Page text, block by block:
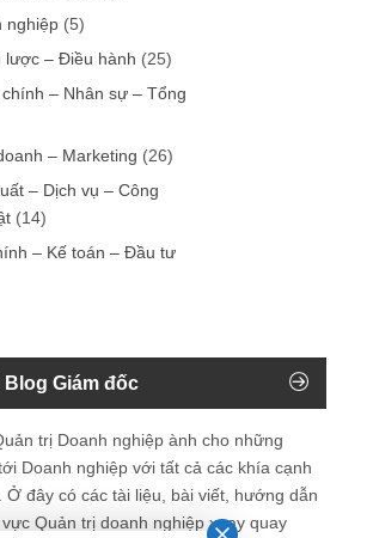
nghiệp (5)
lược – Điều hành (25)
– Nhân sự – Tổng
– Marketing (26)
– Dịch vụ – Công
(14)
– Kế toán – Đầu tư
Giám đốc
trị Doanh nghiệp ành cho những
Doanh nghiệp với tất cả các khía cạnh
Ở đây có các tài liệu, bài viết, hướng dẫn
Quản trị doanh nghiệp xoay quay